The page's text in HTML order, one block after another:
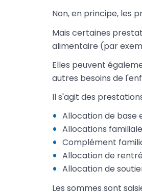
Non, en principe, les
Mais certaines
alimentaire (par
Elles peuvent
autres besoins de
Il s'agit des
Allocation de base
Allocations
Complément
Allocation de
Allocation de
Les sommes sont